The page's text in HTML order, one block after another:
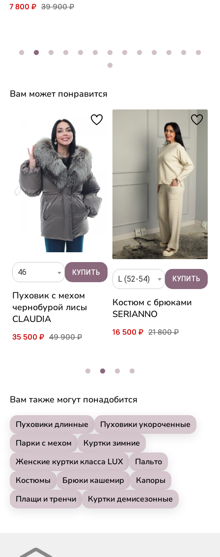
27 800 ₽ 39 900 ₽
Вам может понравится
46
Пуховик с мехом
чернобурой лисы
CLAUDIA
35 500 ₽ 49 900 ₽
L (52-54)
Костюм с брюками
SERIANNO
16 500 ₽ 21 800 ₽
Вам также могут понадобится
Пуховики длинные
Пуховики укороченные
Парки с мехом
Куртки зимние
Женские куртки класса LUX
Пальто
Костюмы
Брюки кашемир
Капоры
Плащи и тренчи
Куртки демисезонные